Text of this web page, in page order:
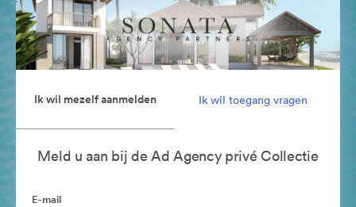
Ik wil mezelf aanmelden Ik wil toegang vragen
Meld u aan bij de Ad Agency privé Collectie
E-mail